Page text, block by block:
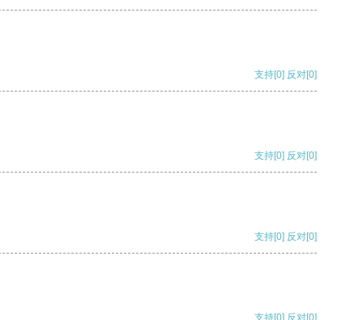
支持[0] 反对[0]
支持[0] 反对[0]
支持[0] 反对[0]
支持[0] 反对[0]